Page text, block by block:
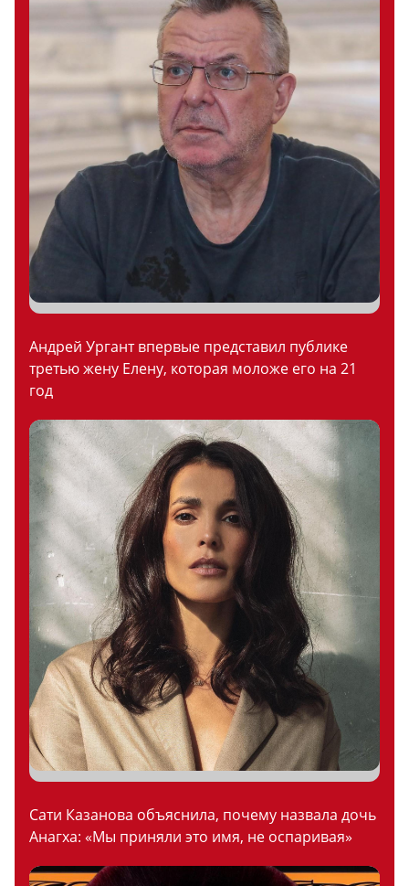
Андрей Ургант впервые представил публике
третью жену Елену, которая моложе его на 21
год
Сати Казанова объяснила, почему назвала дочь
Анагха: «Мы приняли это имя, не оспаривая»